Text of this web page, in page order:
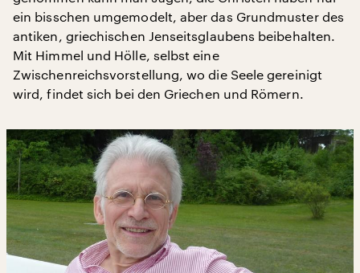
ein bisschen umgemodelt, aber das Grundmuster des
antiken, griechischen Jenseitsglaubens beibehalten.
Mit Himmel und Hölle, selbst eine
Zwischenreichsvorstellung, wo die Seele gereinigt
wird, findet sich bei den Griechen und Römern.